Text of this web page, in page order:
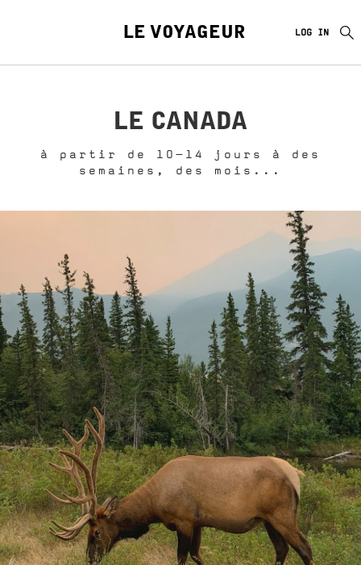
LE VOYAGEUR LOG IN
LE CANADA
à partir de 10-14 jours à des
semaines, des mois...